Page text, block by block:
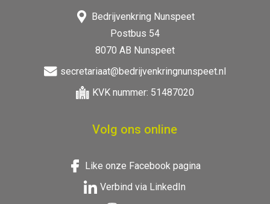
Bedrijvenkring Nunspeet
Postbus 54
8070 AB Nunspeet
secretariaat@bedrijvenkringnunspeet.nl
KVK nummer: 51487020
Volg ons online
Like onze Facebook pagina
Verbind via LinkedIn